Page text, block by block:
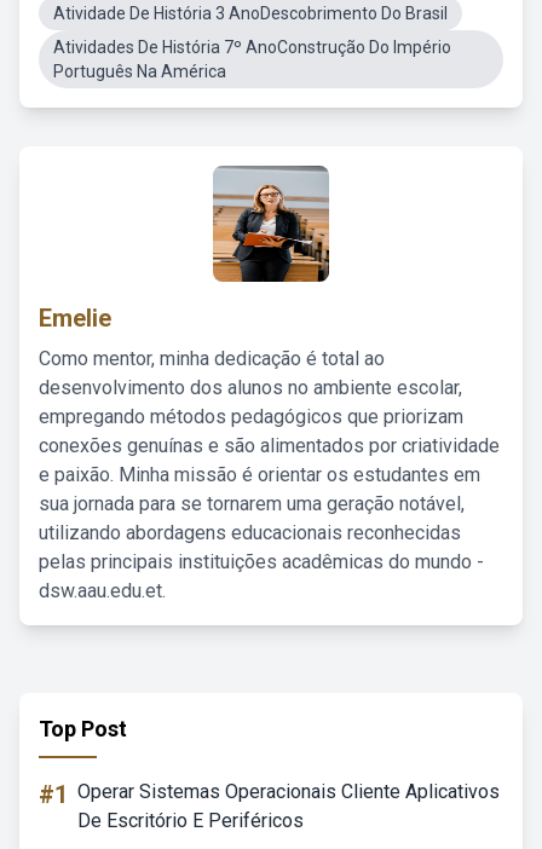
Atividade De História 3 AnoDescobrimento Do Brasil
Atividades De História 7º AnoConstrução Do Império
Português Na América
Emelie
Como mentor, minha dedicação é total ao
desenvolvimento dos alunos no ambiente escolar,
empregando métodos pedagógicos que priorizam
conexões genuínas e são alimentados por criatividade
e paixão. Minha missão é orientar os estudantes em
sua jornada para se tornarem uma geração notável,
utilizando abordagens educacionais reconhecidas
pelas principais instituições acadêmicas do mundo -
dsw.aau.edu.et.
Top Post
#1 Operar Sistemas Operacionais Cliente Aplicativos
De Escritório E Periféricos